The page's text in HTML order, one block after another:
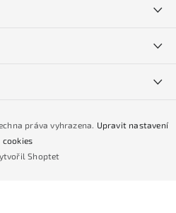
Shoptet
práva vyhrazena. Upravit nastavení
cookies